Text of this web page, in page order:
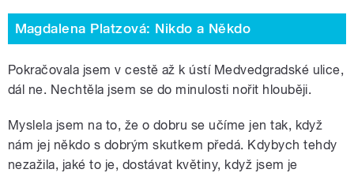
Magdalena Platzová: Nikdo a Někdo
Pokračovala jsem v cestě až k ústí Medvedgradské ulice,
dál ne. Nechtěla jsem se do minulosti nořit hlouběji.
Myslela jsem na to, že o dobru se učíme jen tak, když
nám jej někdo s dobrým skutkem předá. Kdybych tehdy
nezažila, jaké to je, dostávat květiny, když jsem je